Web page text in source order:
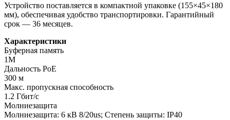
Устройство поставляется в компактной упаковке (155×45×180
мм), обеспечивая удобство транспортировки. Гарантийный
срок — 36 месяцев.
Характеристики
Буферная память
1M
Дальность PoE
300 м
Макс. пропускная способность
1.2 Гбит/с
Молниезащита
Молниезащита: 6 кВ 8/20us; Степень защиты: IP40